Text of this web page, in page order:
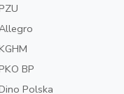
BP
Polska